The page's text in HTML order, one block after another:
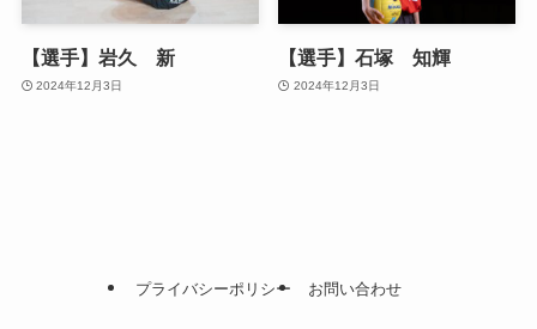
【選手】岩久 新
2024年12月3日
【選手】石塚 知輝
2024年12月3日
プライバシーポリシー お問い合わせ